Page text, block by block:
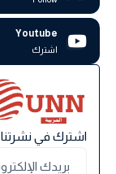
Youtube
اشترك
اشترك في نشرتنا